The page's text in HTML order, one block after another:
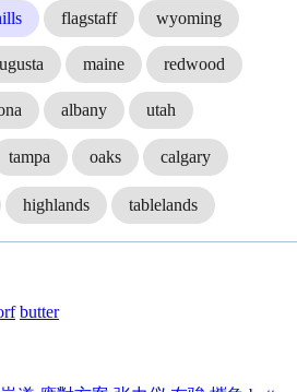
flagstaff wyoming
maine redwood
albany utah
tampa oaks calgary
highlands tablelands
butter